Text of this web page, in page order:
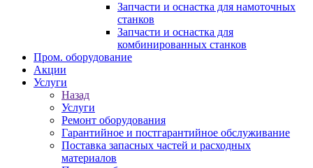
Запчасти и оснастка для намоточных
станков
Запчасти и оснастка для
комбинированных станков
Пром. оборудование
Акции
Услуги
Назад
Услуги
Ремонт оборудования
Гарантийное и постгарантийное обслуживание
Поставка запасных частей и расходных
материалов